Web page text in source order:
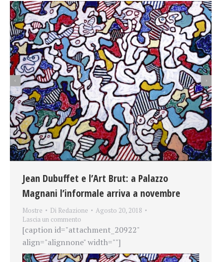
Jean Dubuffet e l’Art Brut: a Palazzo
Magnani l’informale arriva a novembre
Mostre Di Redazione
Agosto 20, 2018
Lascia un commento
[caption id="attachment_20922"
align="alignnone" width=""]